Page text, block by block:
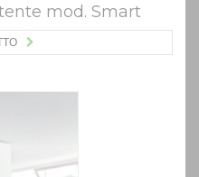
mod. Smart